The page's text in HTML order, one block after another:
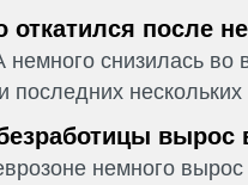
после
снизилась во
последних
вырос
немного